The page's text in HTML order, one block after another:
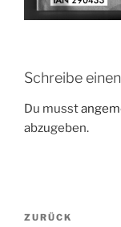
Schreibe
Du musst
abzugeben.
Vorheriger
ZURÜCK